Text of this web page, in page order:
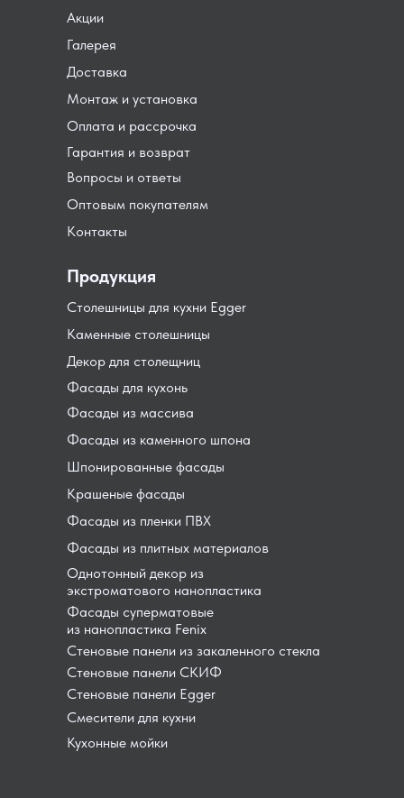
Стеновые панели из закаленного стекла
Гарантия и возврат
Монтаж и установка
Доставка
Оплата и рассрочка
Оптовым покупателям
Контакты
Вопросы и ответы
Фасады для кухонь
Каменные столешницы
Столешницы для кухни Egger
Декор для столещниц
Шпонированные фасады
Фасады из массива
Фасады из каменного шпона
Крашеные фасады
Фасады из пленки ПВХ
Фасады из плитных материалов
Однотонный декор из
экстроматового нанопластика
Фасады суперматовые
из нанопластика Fenix
Стеновые панели СКИФ
Стеновые панели Egger
Кухонные мойки
Акции
Галерея
Продукция
Смесители для кухни